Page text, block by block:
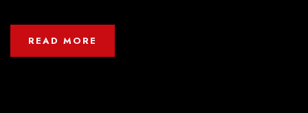
READ MORE